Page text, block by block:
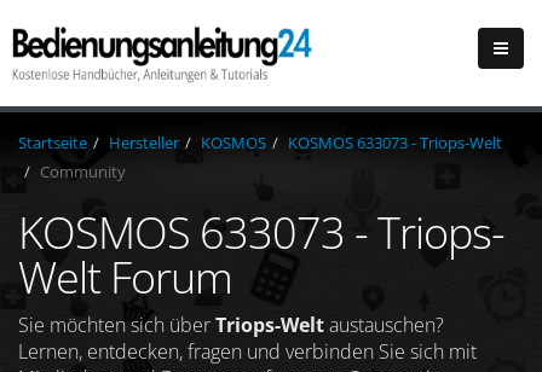
Startseite Hersteller KOSMOS
KOSMOS 633073 - Triops-Welt
Community
KOSMOS 633073 - Triops-
Welt Forum
Sie möchten sich überTriops-Weltaustauschen?
Lernen, entdecken, fragen und verbinden Sie sich mit